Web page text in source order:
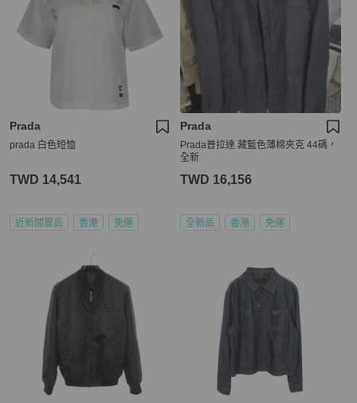
Prada
prada 白色短恤
TWD 14,541
近新閒置品 香港 免運
Prada
Prada普拉達 藏藍色薄棉夾克 44碼，
全新
TWD 16,156
全新品 香港 免運